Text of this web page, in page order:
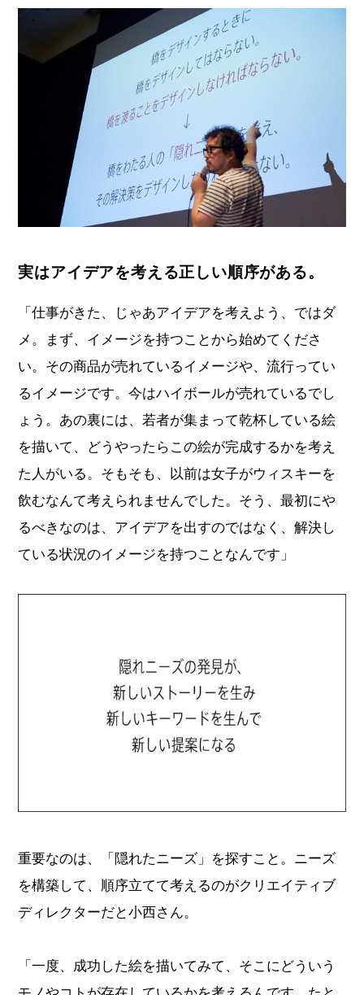
実はアイデアを考える正しい順序がある。
「仕事がきた、じゃあアイデアを考えよう、ではダ
メ。まず、イメージを持つことから始めてくださ
い。その商品が売れているイメージや、流行ってい
るイメージです。今はハイボールが売れているでし
ょう。あの裏には、若者が集まって乾杯している絵
を描いて、どうやったらこの絵が完成するかを考え
た人がいる。そもそも、以前は女子がウィスキーを
飲むなんて考えられませんでした。そう、最初にや
るべきなのは、アイデアを出すのではなく、解決し
ている状況のイメージを持つことなんです」
重要なのは、「隠れたニーズ」を探すこと。ニーズ
を構築して、順序立てて考えるのがクリエイティブ
ディレクターだと小西さん。
「一度、成功した絵を描いてみて、そこにどういう